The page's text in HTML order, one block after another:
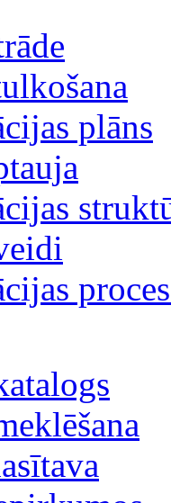
plāns